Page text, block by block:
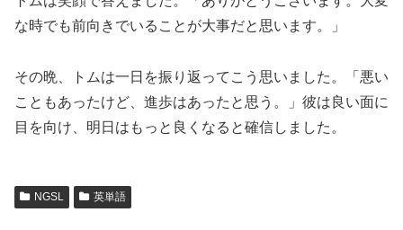
な時でも前向きでいることが大事だと思います。」
その晩、トムは一日を振り返ってこう思いました。「悪い
こともあったけど、進歩はあったと思う。」彼は良い面に
目を向け、明日はもっと良くなると確信しました。
NGSL 英単語